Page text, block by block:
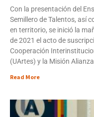
Con la presentación del
Semillero de Talentos, así
en territorio, se inició la
de 2021 el acto de
Cooperación
(UArtes) y la Misión
Read More